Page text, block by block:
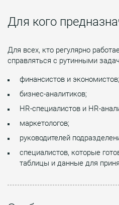
Для кого
Для всех, кто регулярно
справляться с рутинными
финансистов и экономистов;
бизнес-аналитиков;
HR-специалистов и HR-
маркетологов;
руководителей
специалистов, которые
таблицы и данные для